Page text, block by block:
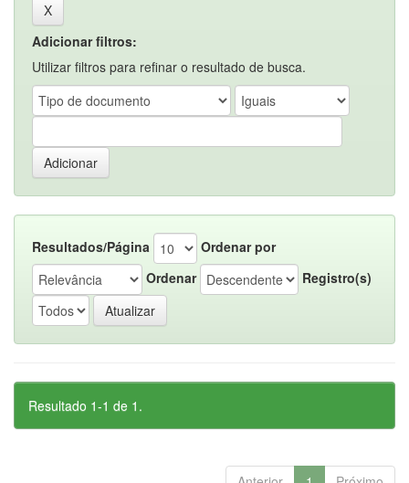
Adicionar filtros:
Utilizar filtros para refinar o resultado de busca.
Resultados/Página
Ordenar por
Ordenar
Registro(s)
Resultado 1-1 de 1.